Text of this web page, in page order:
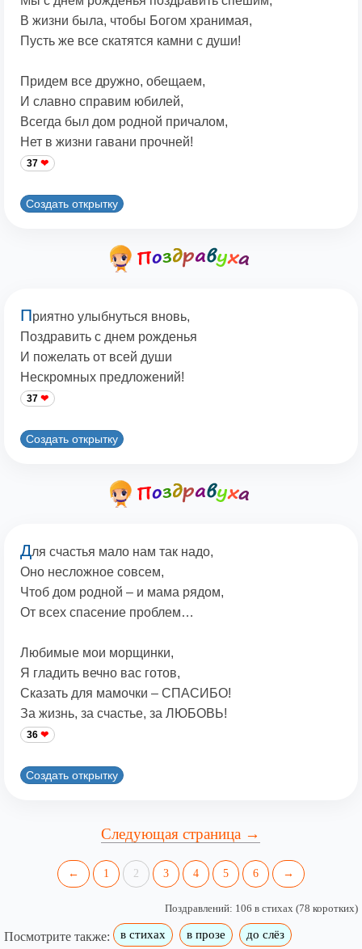
В жизни была, чтобы Богом хранимая,
Пусть же все скатятся камни с души!
Придем все дружно, обещаем,
И славно справим юбилей,
Всегда был дом родной причалом,
Нет в жизни гавани прочней!
37
Создать открытку
Приятно улыбнуться вновь,
Поздравить с днем рожденья
И пожелать от всей души
Нескромных предложений!
37
Создать открытку
Для счастья мало нам так надо,
Оно несложное совсем,
Чтоб дом родной – и мама рядом,
От всех спасение проблем…
Любимые мои морщинки,
Я гладить вечно вас готов,
Сказать для мамочки – СПАСИБО!
За жизнь, за счастье, за ЛЮБОВЬ!
36
Создать открытку
Следующая страница →
← 1 2 3 4 5 6 →
Поздравлений: 106 в стихах (78 коротких)
Посмотрите также: в стихах в прозе до слёз